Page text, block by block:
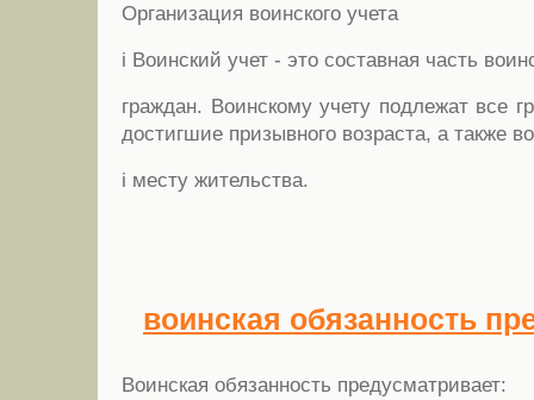
Организация воинского учета
i Воинский учет - это составная часть
граждан. Воинскому учету подлежат все
достигшие призывного возраста, а также
i месту жительства.
воинская обязанность
Воинская обязанность предусматривает: